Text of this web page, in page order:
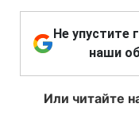
Не упустите
наши
Или читайте